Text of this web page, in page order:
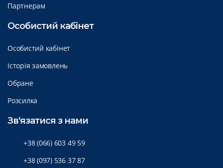
Партнерам
Особистий кабінет
Особистий кабінет
Історія замовлень
Обране
Розсилка
Зв'язатися з нами
+38 (066) 603 49 59
+38 (097) 536 37 87